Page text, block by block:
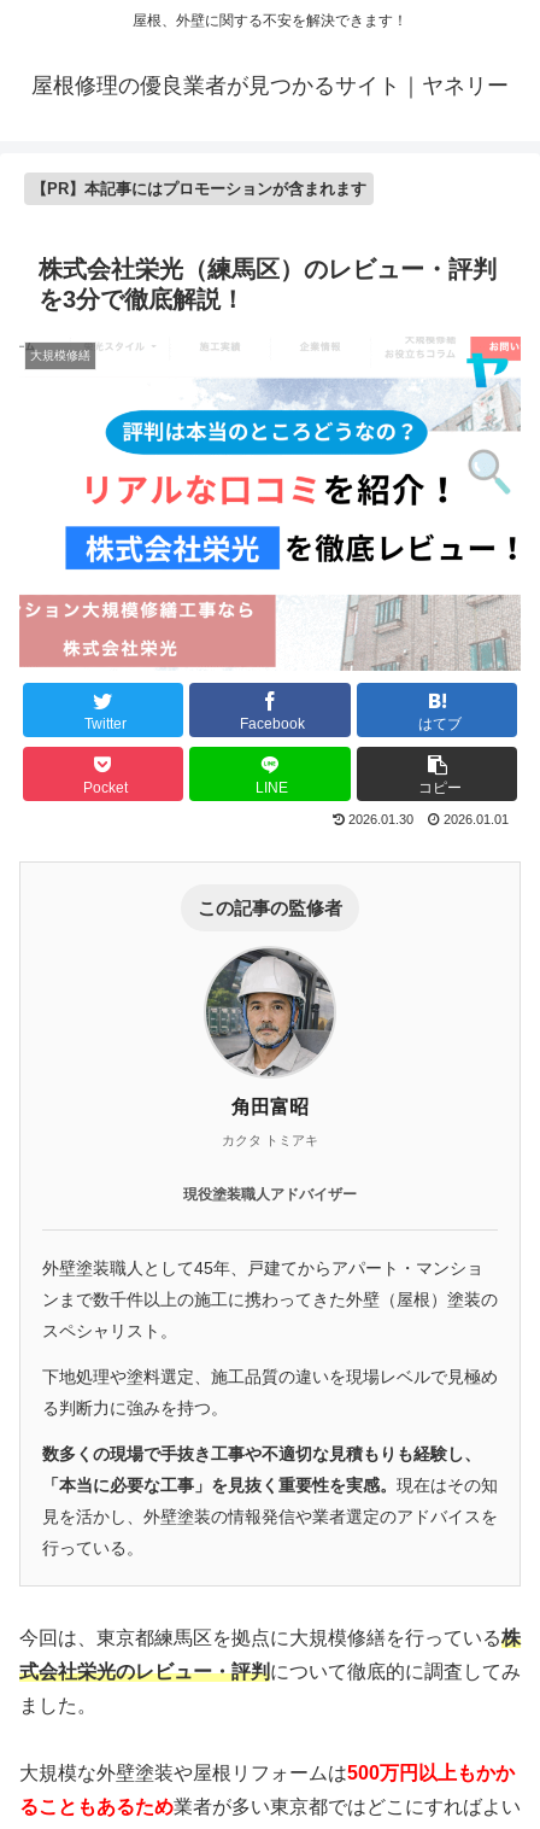
屋根、外壁に関する不安を解決できます！
屋根修理の優良業者が見つかるサイト｜ヤネリー
【PR】本記事にはプロモーションが含まれます
株式会社栄光（練馬区）のレビュー・評判
を3分で徹底解説！
大規模修繕
Twitter Facebook はてブ
Pocket LINE コピー
2026.01.30 2026.01.01
この記事の監修者
角田富昭
カクタ トミアキ
現役塗装職人アドバイザー
外壁塗装職人として45年、戸建てからアパート・マンショ
ンまで数千件以上の施工に携わってきた外壁（屋根）塗装の
スペシャリスト。
下地処理や塗料選定、施工品質の違いを現場レベルで見極め
る判断力に強みを持つ。
数多くの現場で手抜き工事や不適切な見積もりも経験し、
「本当に必要な工事」を見抜く重要性を実感。 現在はその知
見を活かし、外壁塗装の情報発信や業者選定のアドバイスを
行っている。
今回は、東京都練馬区を拠点に大規模修繕を行っている株
式会社栄光のレビュー・評判について徹底的に調査してみ
ました。
大規模な外壁塗装や屋根リフォームは500万円以上もかか
ることもあるため業者が多い東京都ではどこにすればよい